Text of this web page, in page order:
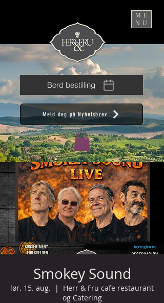
ME
NU
Bord bestilling
Meld deg på Nyhetsbrev
Smokey Sound
lør. 15. aug.
  |
Herr & Fru cafe restaurant
og Catering